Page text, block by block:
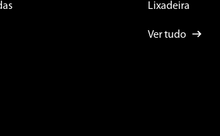
Lixadeira
Ver tudo